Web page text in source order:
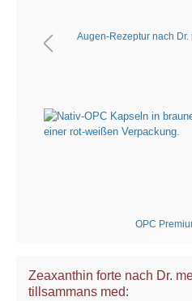
Augen-Rezeptur nach Dr.
OPC
Zeaxanthin forte nach Dr.
tillsammans med: